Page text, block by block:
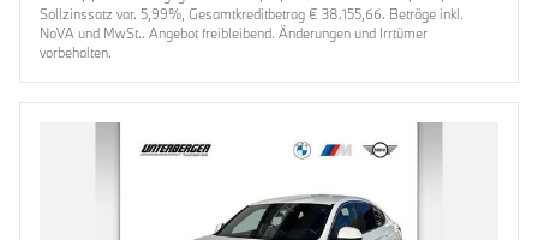
Sollzinssatz var. 5,99%, Gesamtkreditbetrag € 38.155,66. Beträge inkl.
NoVA und MwSt.. Angebot freibleibend. Änderungen und Irrtümer
vorbehalten.